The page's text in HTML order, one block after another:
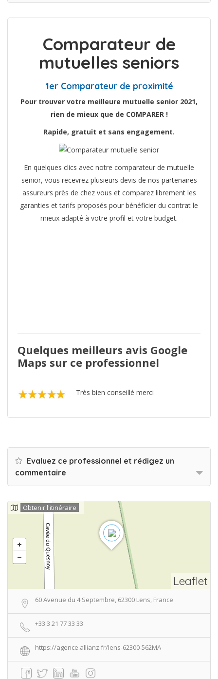
Comparateur de
mutuelles seniors
1er Comparateur de proximité
Pour trouver votre meilleure mutuelle senior 2021,
rien de mieux que de COMPARER !
Rapide, gratuit et sans engagement.
En quelques clics avec notre comparateur de mutuelle
senior, vous recevrez plusieurs devis de nos partenaires
assureurs près de chez vous et comparez librement les
garanties et tarifs proposés pour bénéficier du contrat le
mieux adapté à votre profil et votre budget.
Quelques meilleurs avis Google
Maps sur ce professionnel
Très bien conseillé merci
Evaluez ce professionnel et rédigez un
commentaire
Leaflet
Obtenir l'itinéraire
60 Avenue du 4 Septembre, 62300 Lens, France
+33 3 21 77 33 33
https://agence.allianz.fr/lens-62300-562MA